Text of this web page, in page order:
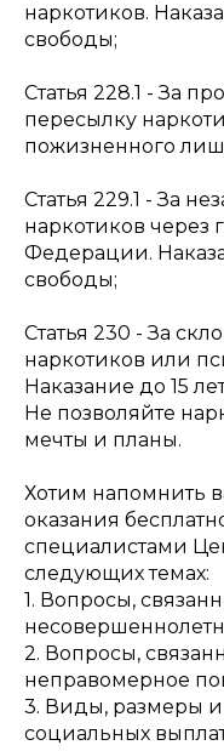
наркотиков.
свободы;
Статья 228.1 - За
пересылку
пожизненного
Статья 229.1 - За
наркотиков через
Федерации.
свободы;
Статья 230 - За
наркотиков или
Наказание до 15
Не позволяйте
мечты и планы.
Хотим напомнить
оказания
специалистами
следующих темах:
1. Вопросы,
2. Вопросы,
неправомерное
3. Виды, размеры
социальных